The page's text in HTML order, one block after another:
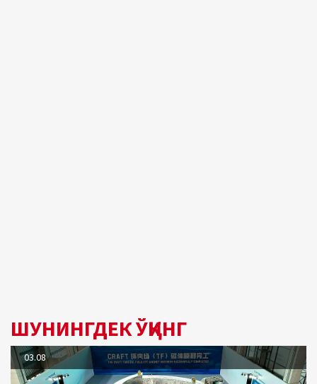
ШУНИНГДЕК ЎҚИНГ
03.08